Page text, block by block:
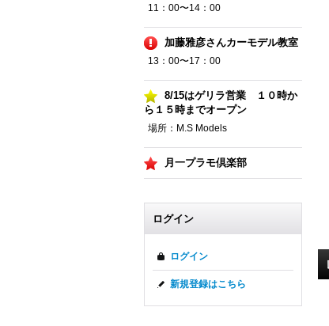
11：00〜14：00
加藤雅彦さんカーモデル教室
13：00〜17：00
8/15はゲリラ営業 １０時か
ら１５時までオープン
場所：M.S Models
月一プラモ倶楽部
ログイン
ログイン
新規登録はこちら